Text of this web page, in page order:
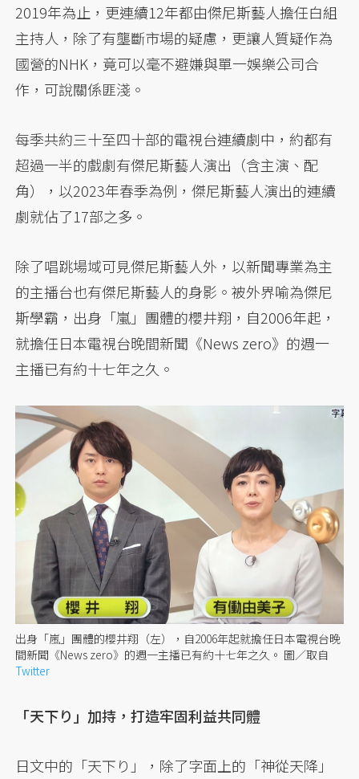
2019年為止，更連續12年都由傑尼斯藝人擔任白組
主持人，除了有壟斷市場的疑慮，更讓人質疑作為
國營的NHK，竟可以毫不避嫌與單一娛樂公司合
作，可說關係匪淺。
每季共約三十至四十部的電視台連續劇中，約都有
超過一半的戲劇有傑尼斯藝人演出（含主演、配
角），以2023年春季為例，傑尼斯藝人演出的連續
劇就佔了17部之多。
除了唱跳場域可見傑尼斯藝人外，以新聞專業為主
的主播台也有傑尼斯藝人的身影。被外界喻為傑尼
斯學霸，出身「嵐」團體的櫻井翔，自2006年起，
就擔任日本電視台晚間新聞《News zero》的週一
主播已有約十七年之久。
出身「嵐」團體的櫻井翔（左），自2006年起就擔任日本電視台晚
間新聞《News zero》的週一主播已有約十七年之久。 圖／取自
Twitter
「天下り」加持，打造牢固利益共同體
日文中的「天下り」，除了字面上的「神從天降」